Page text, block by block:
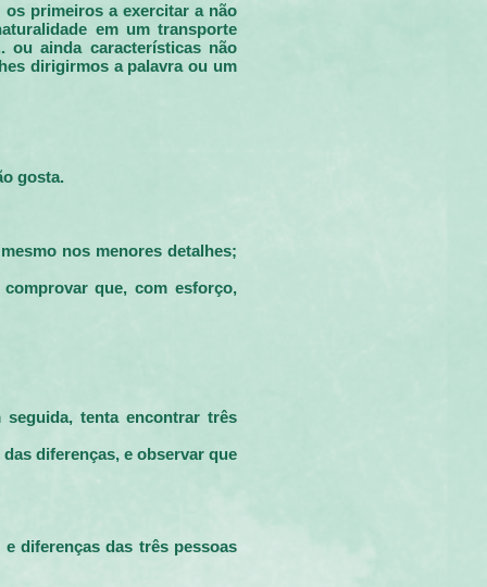
primeiros a exercitar a não
em um transporte
ou ainda características não
dirigirmos a palavra ou um
gosta.
nos menores detalhes;
que, com esforço,
tenta encontrar três
diferenças, e observar que
diferenças das três pessoas